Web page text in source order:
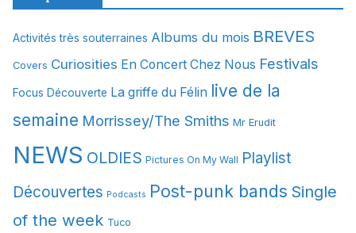
v
e
Activités très souterraines Albums du mois BREVES
Covers Curiosities En Concert Chez Nous Festivals
Focus Découverte La griffe du Félin live de la
semaine Morrissey/The Smiths Mr Erudit
NEWS OLDIES Pictures On My Wall Playlist
Découvertes Podcasts Post-punk bands Single
of the week Tuco